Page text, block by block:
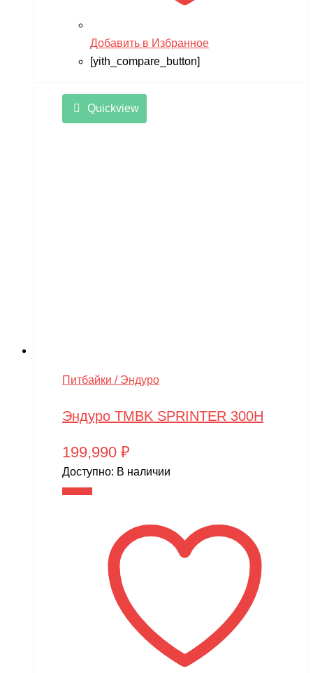
Добавить в Избранное
[yith_compare_button]
Quickview
Питбайки / Эндуро
Эндуро TMBK SPRINTER 300H
199,990 ₽
Доступно: В наличии